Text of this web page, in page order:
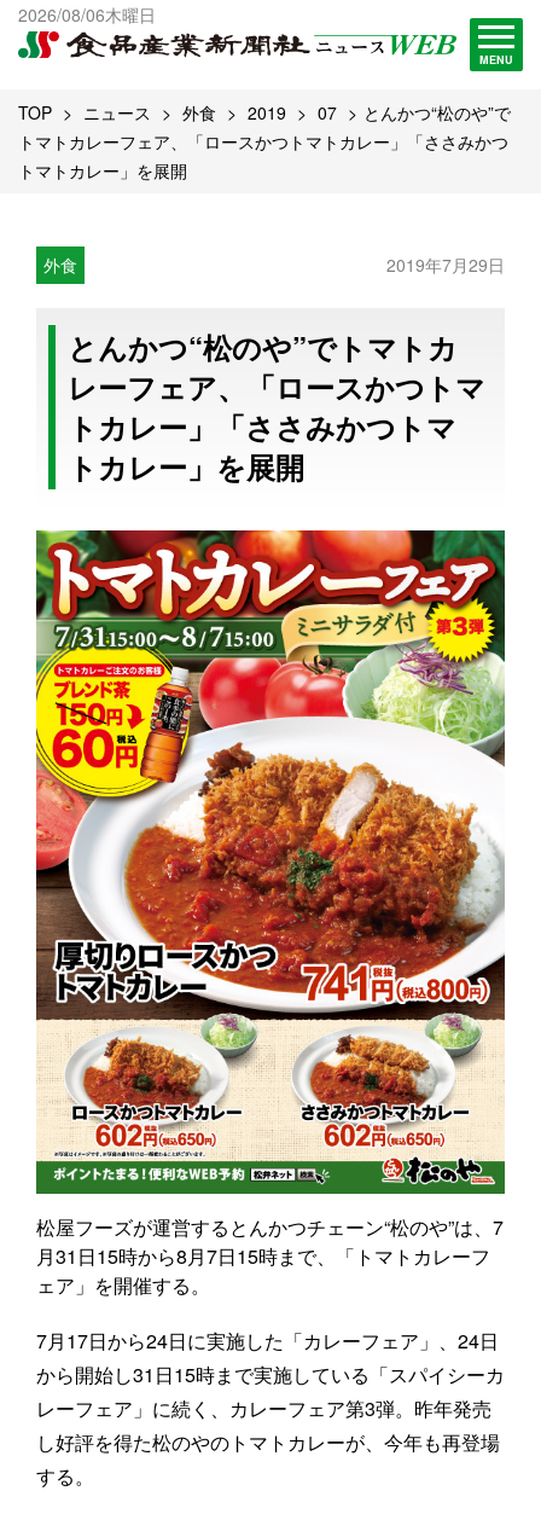
2026/08/06木曜日
MENU
出版物一覧へ
試読・購読申し込み
TOP ニュース 外食 2019 07
とんかつ“松のや”で
トマトカレーフェア、「ロースかつトマトカレー」「ささみかつ
トマトカレー」を展開
外食 2019年7月29日
とんかつ“松のや”でトマトカ
レーフェア、「ロースかつトマ
トカレー」「ささみかつトマ
トカレー」を展開
松屋フーズが運営するとんかつチェーン“松のや”は、7
月31日15時から8月7日15時まで、「トマトカレーフ
ェア」を開催する。
7月17日から24日に実施した「カレーフェア」、24日
から開始し31日15時まで実施している「スパイシーカ
レーフェア」に続く、カレーフェア第3弾。昨年発売
し好評を得た松のやのトマトカレーが、今年も再登場
する。